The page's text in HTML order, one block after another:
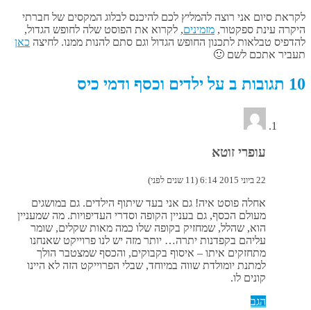
לקראת סיום אני רוצה להמליץ לכם להיכנס לבלוג המקסים של חברתי
היקרה עינת ספקטור, מזמינים, לקרוא את הפוסט שלה לחופש הגדול,
להדפיס טבלאות לתכנון החופש הגדול וגם סתם להנות ממנו. לחיצה כאן
תעביר אתכם לשם 🙂
10 תגובות ב על ילדים וכסף ודמי כיס
עופרי זוטא
22 ביוני 2015 6:14 (11 שנים לפני)
אחלה פוסט איה! גם אני בעד שיתוף הילדים. גם במושגים
מעולם הכסף, גם בעניין הקופה וסדרי העדיפויות. מה שמעניין
הוא, שהלל, שמחזיק בקופה שלו כמה מאות שקלים, שומר
עליהם בקפדנות יתרה… יותר מזה יש לנו פרוייקט שאנחנו
מתחזקים איתו – איסוף בקבוקים, והכסף שמצטבר הולך
למתנת יומולדת שווה במיוחד, שבלי הפרוייקט הזה לא היינו
קונים לו.
הגב